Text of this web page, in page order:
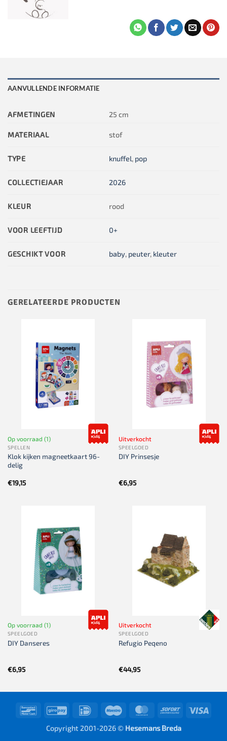
AANVULLENDE INFORMATIE
AFMETINGEN 25 cm
MATERIAAL stof
TYPE knuffel, pop
COLLECTIEJAAR 2026
KLEUR rood
VOOR LEEFTIJD 0+
GESCHIKT VOOR baby, peuter, kleuter
GERELATEERDE PRODUCTEN
Op voorraad (1)
SPELLEN
Klok kijken magneetkaart 96-
delig
€19,15
Uitverkocht
SPEELGOED
DIY Prinsesje
€6,95
Op voorraad (1)
SPEELGOED
DIY Danseres
€6,95
Uitverkocht
SPEELGOED
Refugio Peqeno
€44,95
BancontactGiroPay IDeal Maestro MasterCardSofort
Copyright 2001-2026 © Hesemans Breda